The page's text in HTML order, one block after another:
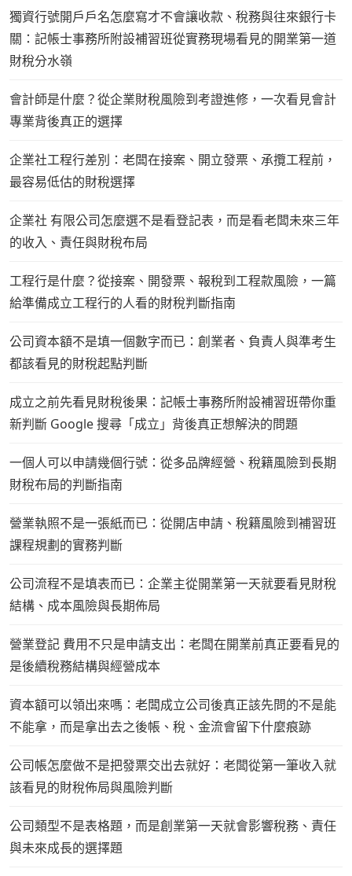
獨資行號開戶戶名怎麼寫才不會讓收款、稅務與往來銀行卡
關：記帳士事務所附設補習班從實務現場看見的開業第一道
財稅分水嶺
會計師是什麼？從企業財稅風險到考證進修，一次看見會計
專業背後真正的選擇
企業社工程行差別：老闆在接案、開立發票、承攬工程前，
最容易低估的財稅選擇
企業社 有限公司怎麼選不是看登記表，而是看老闆未來三年
的收入、責任與財稅布局
工程行是什麼？從接案、開發票、報稅到工程款風險，一篇
給準備成立工程行的人看的財稅判斷指南
公司資本額不是填一個數字而已：創業者、負責人與準考生
都該看見的財稅起點判斷
成立之前先看見財稅後果：記帳士事務所附設補習班帶你重
新判斷 Google 搜尋「成立」背後真正想解決的問題
一個人可以申請幾個行號：從多品牌經營、稅籍風險到長期
財稅布局的判斷指南
營業執照不是一張紙而已：從開店申請、稅籍風險到補習班
課程規劃的實務判斷
公司流程不是填表而已：企業主從開業第一天就要看見財稅
結構、成本風險與長期佈局
營業登記 費用不只是申請支出：老闆在開業前真正要看見的
是後續稅務結構與經營成本
資本額可以領出來嗎：老闆成立公司後真正該先問的不是能
不能拿，而是拿出去之後帳、稅、金流會留下什麼痕跡
公司帳怎麼做不是把發票交出去就好：老闆從第一筆收入就
該看見的財稅佈局與風險判斷
公司類型不是表格題，而是創業第一天就會影響稅務、責任
與未來成長的選擇題